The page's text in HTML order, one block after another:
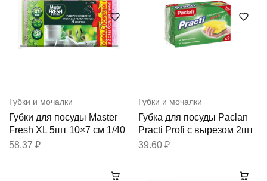
Губки и мочалки
Губки для посуды Master
Fresh XL 5шт 10×7 см 1/40
58.37 ₽
Губки и мочалки
Губка для посуды Paclan
Practi Profi с вырезом 2шт
39.60 ₽